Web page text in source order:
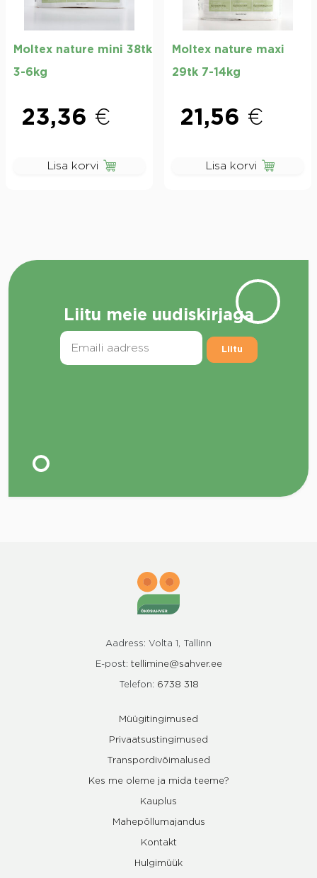
Moltex nature mini 38tk
3-6kg
23,36 €
Lisa korvi
Moltex nature maxi
29tk 7-14kg
21,56 €
Lisa korvi
Liitu meie uudiskirjaga
Liitu
Aadress: Volta 1, Tallinn
E-post: tellimine@sahver.ee
Telefon: 6738 318
Müügitingimused
Privaatsustingimused
Transpordivõimalused
Kes me oleme ja mida teeme?
Kauplus
Mahepõllumajandus
Kontakt
Hulgimüük